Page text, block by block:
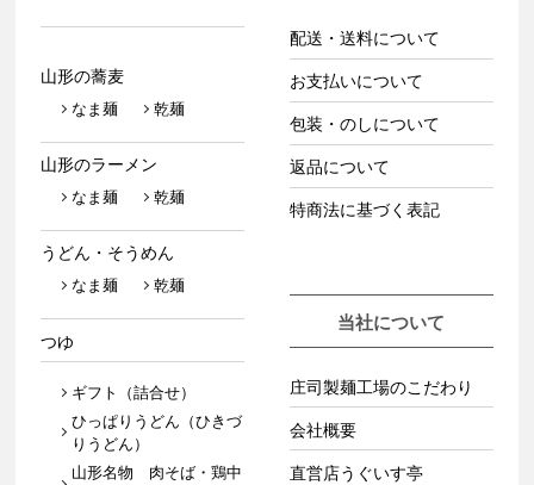
山形の蕎麦
なま麺
乾麺
山形のラーメン
なま麺
乾麺
うどん・そうめん
なま麺
乾麺
つゆ
ギフト（詰合せ）
ひっぱりうどん（ひきづ
りうどん）
山形名物 肉そば・鶏中
配送・送料について
お支払いについて
包装・のしについて
返品について
特商法に基づく表記
当社について
庄司製麺工場のこだわり
会社概要
直営店うぐいす亭